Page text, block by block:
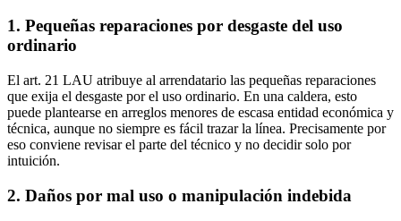
1. Pequeñas reparaciones por desgaste del uso
ordinario
El art. 21 LAU atribuye al arrendatario las pequeñas reparaciones
que exija el desgaste por el uso ordinario. En una caldera, esto
puede plantearse en arreglos menores de escasa entidad económica y
técnica, aunque no siempre es fácil trazar la línea. Precisamente por
eso conviene revisar el parte del técnico y no decidir solo por
intuición.
2. Daños por mal uso o manipulación indebida